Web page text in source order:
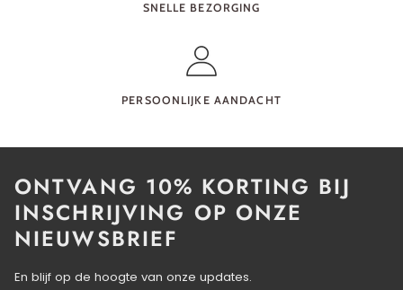
SNELLE BEZORGING
PERSOONLIJKE AANDACHT
ONTVANG 10% KORTING BIJ
INSCHRIJVING OP ONZE
NIEUWSBRIEF
En blijf op de hoogte van onze updates.